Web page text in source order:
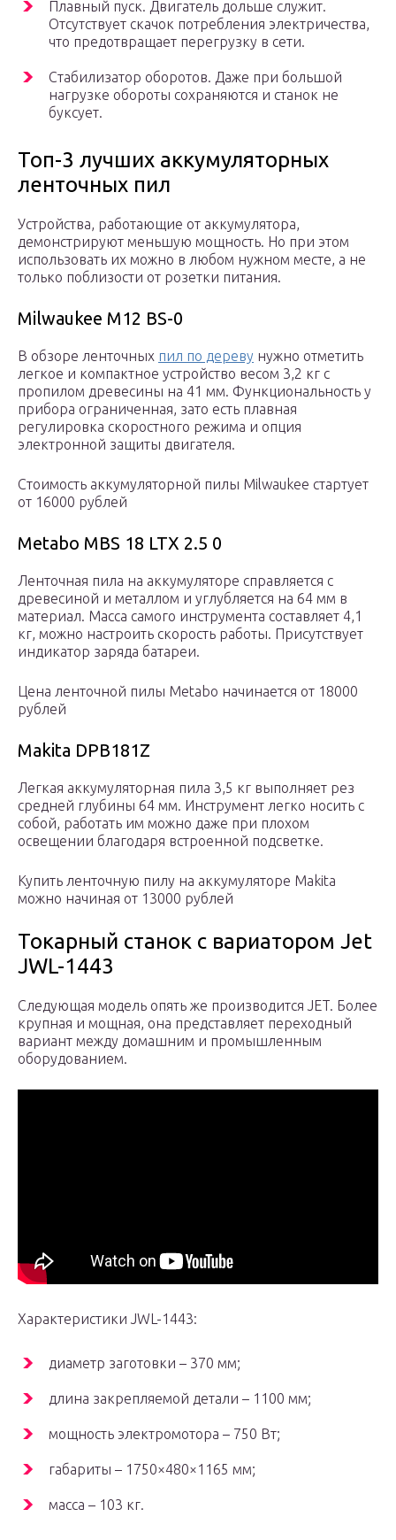
Плавный пуск. Двигатель дольше служит.
Отсутствует скачок потребления электричества,
что предотвращает перегрузку в сети.
Стабилизатор оборотов. Даже при большой
нагрузке обороты сохраняются и станок не
буксует.
Топ-3 лучших аккумуляторных
ленточных пил
Устройства, работающие от аккумулятора,
демонстрируют меньшую мощность. Но при этом
использовать их можно в любом нужном месте, а не
только поблизости от розетки питания.
Milwaukee M12 BS-0
В обзоре ленточных пил по дереву нужно отметить
легкое и компактное устройство весом 3,2 кг с
пропилом древесины на 41 мм. Функциональность у
прибора ограниченная, зато есть плавная
регулировка скоростного режима и опция
электронной защиты двигателя.
Стоимость аккумуляторной пилы Milwaukee стартует
от 16000 рублей
Metabo MBS 18 LTX 2.5 0
Ленточная пила на аккумуляторе справляется с
древесиной и металлом и углубляется на 64 мм в
материал. Масса самого инструмента составляет 4,1
кг, можно настроить скорость работы. Присутствует
индикатор заряда батареи.
Цена ленточной пилы Metabo начинается от 18000
рублей
Makita DPB181Z
Легкая аккумуляторная пила 3,5 кг выполняет рез
средней глубины 64 мм. Инструмент легко носить с
собой, работать им можно даже при плохом
освещении благодаря встроенной подсветке.
Купить ленточную пилу на аккумуляторе Makita
можно начиная от 13000 рублей
Токарный станок с вариатором Jet
JWL-1443
Следующая модель опять же производится JET. Более
крупная и мощная, она представляет переходный
вариант между домашним и промышленным
оборудованием.
Характеристики JWL-1443:
диаметр заготовки – 370 мм;
длина закрепляемой детали – 1100 мм;
мощность электромотора – 750 Вт;
габариты – 1750×480×1165 мм;
масса – 103 кг.